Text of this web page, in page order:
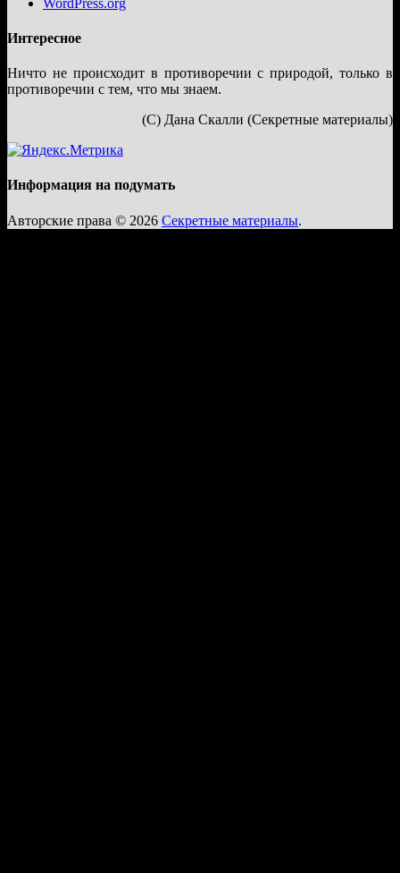
Интересное
Ничто не происходит в противоречии с природой, только в
противоречии с тем, что мы знаем.
(С) Дана Скалли (Секретные материалы)
Информация на подумать
Авторские права © 2026 Секретные материалы.